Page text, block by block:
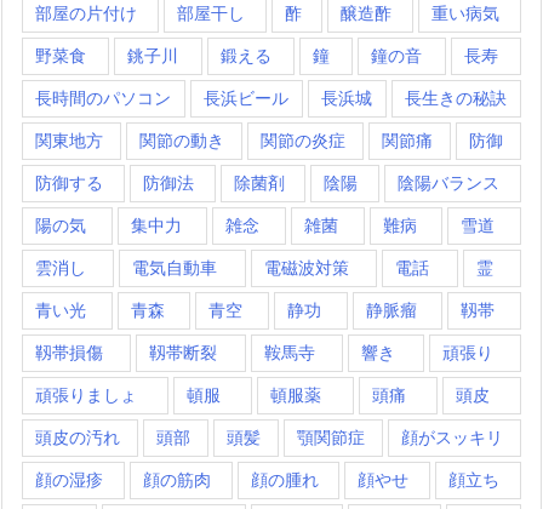
部屋の片付け 部屋干し 酢 醸造酢 重い病気
野菜食 銚子川 鍛える 鐘 鐘の音 長寿
長時間のパソコン 長浜ビール 長浜城 長生きの秘訣
関東地方 関節の動き 関節の炎症 関節痛 防御
防御する 防御法 除菌剤 陰陽 陰陽バランス
陽の気 集中力 雑念 雑菌 難病 雪道
雲消し 電気自動車 電磁波対策 電話 霊
青い光 青森 青空 静功 静脈瘤 靱帯
靱帯損傷 靱帯断裂 鞍馬寺 響き 頑張り
頑張りましょ 頓服 頓服薬 頭痛 頭皮
頭皮の汚れ 頭部 頭髪 顎関節症 顔がスッキリ
顔の湿疹 顔の筋肉 顔の腫れ 顔やせ 顔立ち